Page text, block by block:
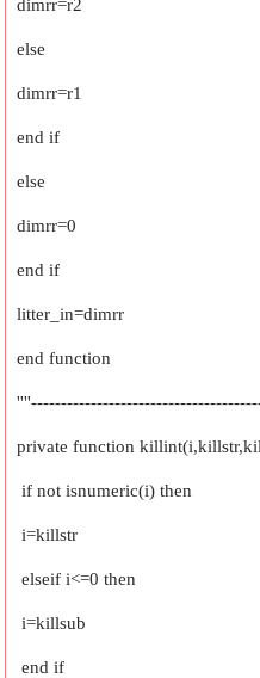
dimrr=r2
else
dimrr=r1
end if
else
dimrr=0
end if
litter_in=dimrr
end function
private function
if not isnumeric(i) then
i=killstr
elseif i<=0 then
i=killsub
end if